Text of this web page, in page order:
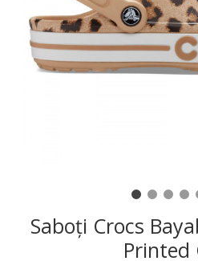
Saboți Crocs
Printed